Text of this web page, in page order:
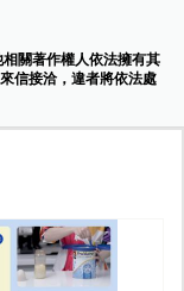
關著作權人依法擁有其
信接洽，違者將依法處